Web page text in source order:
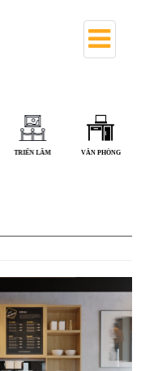
TRIỂN LÃM VĂN PHÒNG